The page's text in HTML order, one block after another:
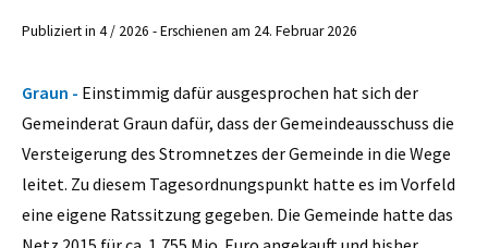
Publiziert in 4 / 2026 - Erschienen am 24. Februar 2026
Graun - Einstimmig dafür ausgesprochen hat sich der
Gemeinderat Graun dafür, dass der Gemeindeausschuss die
Versteigerung des Stromnetzes der Gemeinde in die Wege
leitet. Zu diesem Tagesordnungspunkt hatte es im Vorfeld
eine eigene Ratssitzung gegeben. Die Gemeinde hatte das